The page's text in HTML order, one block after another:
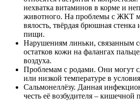
нехватка витаминов в корме и
животного. На проблемы с ЖКТ
вялость, твёрдая брюшная
пищи.
Нарушениям линьки, связанным
остатков кожи на фалангах
воздуха.
Проблемам с родами. Они могут
или низкой температуре в
Сальмонеллёзу. Данная
честь её возбудителя – кишечной